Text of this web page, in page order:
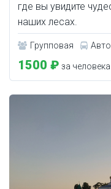
где вы увидите
наших лесах.
Групповая
1500 ₽ за человека